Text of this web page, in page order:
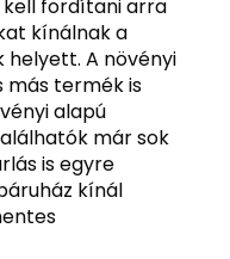
fordítani arra
kínálnak a
A növényi
más termék is
alapú
már sok
is egyre
kínál